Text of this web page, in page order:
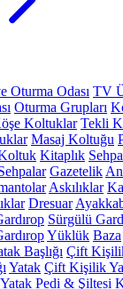
Oturma Odası TV
Oturma Grupları
Koltuklar Tekli
Masaj Koltuğu
Kitaplık
Gazetelik
Askılıklar
Dresuar
Sürgülü
Yüklük Baza
Başlığı Çift
Yatak Çift Kişilik
Yatak Pedi & Şiltesi